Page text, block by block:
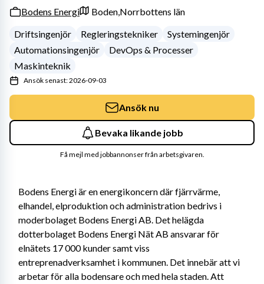
Bodens Energi är en energikoncern där fjärrvärme,
elhandel, elproduktion och administration bedrivs i
moderbolaget Bodens Energi AB. Det helägda
dotterbolaget Bodens Energi Nät AB ansvarar för
elnätets 17 000 kunder samt viss
entreprenadverksamhet i kommunen. Det innebär att vi
arbetar för alla bodensare och med hela staden. Att
Bodens Energi Boden,Norrbottens län
Driftsingenjör
Regleringstekniker
Systemingenjör
Automationsingenjör
DevOps & Processer
Maskinteknik
Ansök senast: 2026-09-03
Ansök nu
Bevaka likande jobb
Få mejl med jobbannonser från arbetsgivaren.